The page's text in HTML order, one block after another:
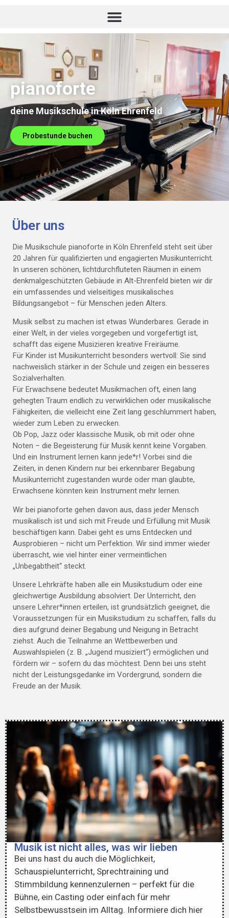
pianoforte
deine Musikschule in Köln Ehrenfeld
Probestunde buchen
Über uns
Die Musikschule pianoforte in Köln Ehrenfeld steht seit über
20 Jahren für qualifizierten und engagierten Musikunterricht.
In unseren schönen, lichtdurchfluteten Räumen in einem
denkmalgeschützten Gebäude in Alt-Ehrenfeld bieten wir dir
ein umfassendes und vielseitiges musikalisches
Bildungsangebot – für Menschen jeden Alters.
Musik selbst zu machen ist etwas Wunderbares. Gerade in
einer Welt, in der vieles vorgegeben und vorgefertigt ist,
schafft das eigene Musizieren kreative Freiräume.
Für Kinder ist Musikunterricht besonders wertvoll: Sie sind
nachweislich stärker in der Schule und zeigen ein besseres
Sozialverhalten.
Für Erwachsene bedeutet Musikmachen oft, einen lang
gehegten Traum endlich zu verwirklichen oder musikalische
Fähigkeiten, die vielleicht eine Zeit lang geschlummert haben,
wieder zum Leben zu erwecken.
Ob Pop, Jazz oder klassische Musik, ob mit oder ohne
Noten – die Begeisterung für Musik kennt keine Vorgaben.
Und ein Instrument lernen kann jede*r! Vorbei sind die
Zeiten, in denen Kindern nur bei erkennbarer Begabung
Musikunterricht zugestanden wurde oder man glaubte,
Erwachsene könnten kein Instrument mehr lernen.
Wir bei pianoforte gehen davon aus, dass jeder Mensch
musikalisch ist und sich mit Freude und Erfüllung mit Musik
beschäftigen kann. Dabei geht es ums Entdecken und
Ausprobieren – nicht um Perfektion. Wir sind immer wieder
überrascht, wie viel hinter einer vermeintlichen
„Unbegabtheit“ steckt.
Unsere Lehrkräfte haben alle ein Musikstudium oder eine
gleichwertige Ausbildung absolviert. Der Unterricht, den
unsere Lehrer*innen erteilen, ist grundsätzlich geeignet, die
Voraussetzungen für ein Musikstudium zu schaffen, falls du
dies aufgrund deiner Begabung und Neigung in Betracht
ziehst. Auch die Teilnahme an Wettbewerben und
Auswahlspielen (z. B. „Jugend musiziert“) ermöglichen und
fördern wir – sofern du das möchtest. Denn bei uns steht
nicht der Leistungsgedanke im Vordergrund, sondern die
Freude an der Musik.
Musik ist nicht alles, was wir lieben
Bei uns hast du auch die Möglichkeit,
Schauspielunterricht, Sprechtraining und
Stimmbildung kennenzulernen – perfekt für die
Bühne, ein Casting oder einfach für mehr
Selbstbewusstsein im Alltag. Informiere dich hier